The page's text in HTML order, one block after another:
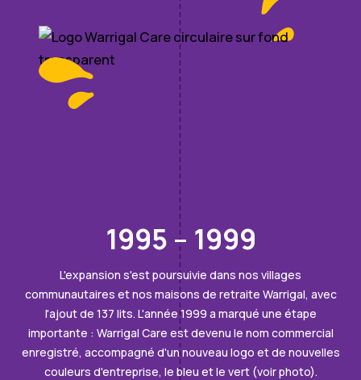
1995 – 1999
L'expansion s'est poursuivie dans nos villages
communautaires et nos maisons de retraite Warrigal, avec
l'ajout de 137 lits. L'année 1999 a marqué une étape
importante : Warrigal Care est devenu le nom commercial
enregistré, accompagné d'un nouveau logo et de nouvelles
couleurs d'entreprise, le bleu et le vert (voir photo).